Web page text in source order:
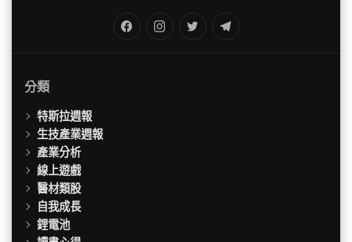
Twitter
分類
特斯拉週報
生技產業週報
產業分析
線上遊戲
醫材類股
自我成長
鋰電池